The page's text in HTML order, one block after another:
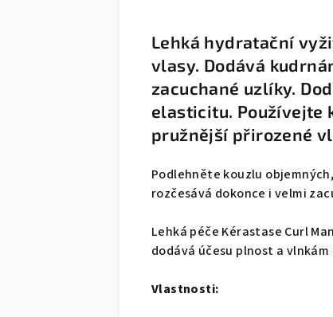
Lehká hydratační
vlasy. Dodává
zacuchané uzlíky.
elasticitu. Používejte
pružnější přirozené
Podlehněte kouzlu
rozčesává dokonce i velmi
Lehká péče Kérastase Curl
dodává účesu plnost a
Vlastnosti: